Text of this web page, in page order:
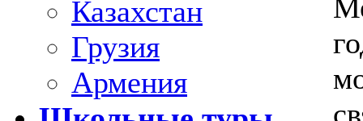
Казахстан
Грузия
Армения